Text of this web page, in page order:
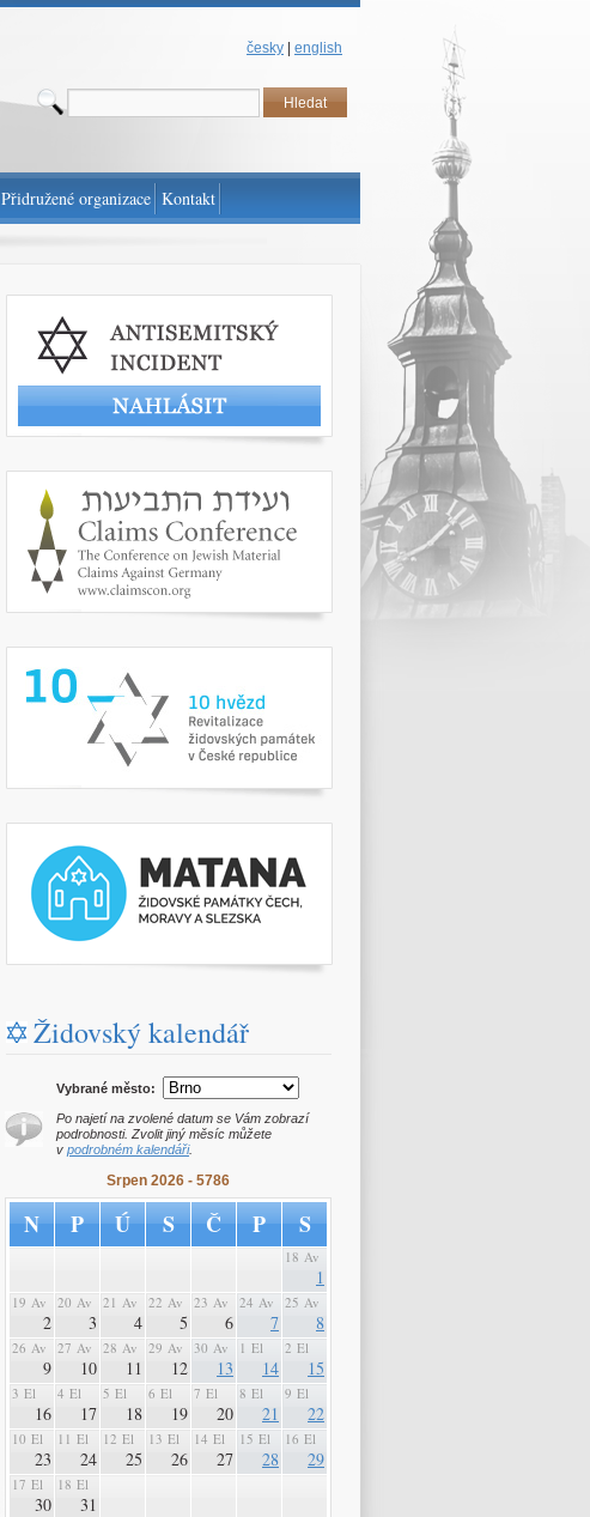
česky english
Židovský kalendář
Vybrané město:
Po najetí na zvolené datum se Vám zobrazí
podrobnosti. Zvolit jiný měsíc můžete
v podrobném kalendáři.
Srpen 2026 - 5786
N P Ú S Č P S
18 Av
1
19 Av
2
20 Av
3
21 Av
4
22 Av
5
23 Av
6
24 Av
7
25 Av
8
26 Av
9
27 Av
10
28 Av
11
29 Av
12
30 Av
13
1 El
14
2 El
15
3 El
16
4 El
17
5 El
18
6 El
19
7 El
20
8 El
21
9 El
22
10 El
23
11 El
24
12 El
25
13 El
26
14 El
27
15 El
28
16 El
29
17 El
30
18 El
31
Přidružené organizace Kontakt